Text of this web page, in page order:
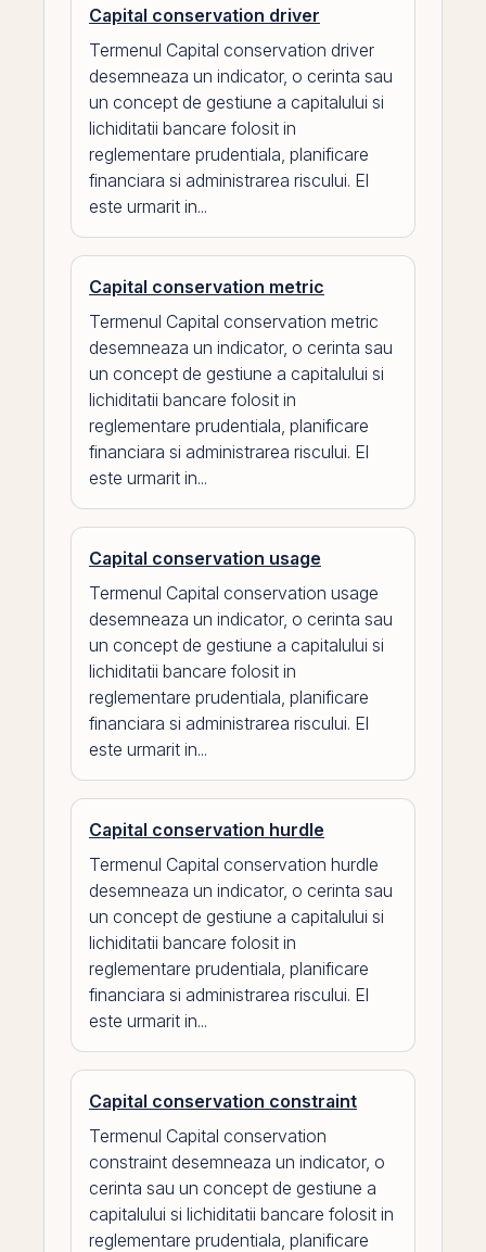
Capital conservation driver
Termenul Capital conservation driver
desemneaza un indicator, o cerinta sau
un concept de gestiune a capitalului si
lichiditatii bancare folosit in
reglementare prudentiala, planificare
financiara si administrarea riscului. El
este urmarit in...
Capital conservation metric
Termenul Capital conservation metric
desemneaza un indicator, o cerinta sau
un concept de gestiune a capitalului si
lichiditatii bancare folosit in
reglementare prudentiala, planificare
financiara si administrarea riscului. El
este urmarit in...
Capital conservation usage
Termenul Capital conservation usage
desemneaza un indicator, o cerinta sau
un concept de gestiune a capitalului si
lichiditatii bancare folosit in
reglementare prudentiala, planificare
financiara si administrarea riscului. El
este urmarit in...
Capital conservation hurdle
Termenul Capital conservation hurdle
desemneaza un indicator, o cerinta sau
un concept de gestiune a capitalului si
lichiditatii bancare folosit in
reglementare prudentiala, planificare
financiara si administrarea riscului. El
este urmarit in...
Capital conservation constraint
Termenul Capital conservation
constraint desemneaza un indicator, o
cerinta sau un concept de gestiune a
capitalului si lichiditatii bancare folosit in
reglementare prudentiala, planificare